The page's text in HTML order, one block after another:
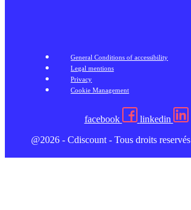
General Conditions of accessibility
Legal mentions
Privacy
Cookie Management
facebook
linkedin
@2026 - Cdiscount - Tous droits reservés